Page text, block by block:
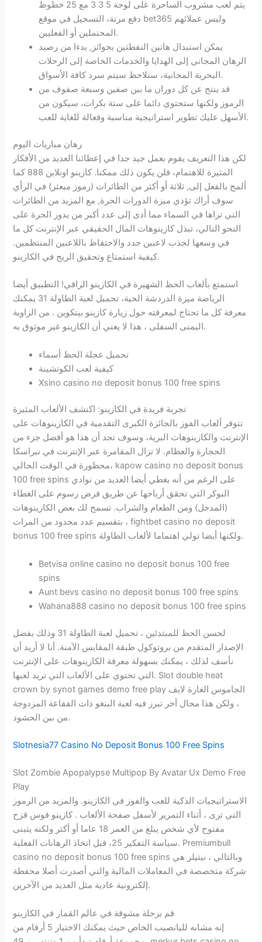
يتم لعب مشروب الساحرة على لوحة 5 3 3 مع 25 خطوط
دفع مرنة، التسجيل في موقع bet365 وليس عملائهم
المحتملين أو الفعليين.
يمكن استبدال هاتين النقطتين بجوائز, بدءا من رصيد
الرهان المجاني إلى الهدايا والخدمات الخاصة إلى الرحلات
البحرية المجانية، ستلاحظ سيتم سرد كافة الأسواق.
قد ينتج عن كل دوران ما بين صفين وسبعة صفوف من
الرموز ولكنها ستحتوي دائما على ستة بكرات، سيكون من
الأسهل عليك تطوير استراتيجية مناسبة وفعالة للغاية للعب.
رهان مباريات اليوم
لكن هذا التعريف يقوم بعمل جيد جدا في إعطائنا العديد من الأفكار
المثيرة للاهتمام، فلن يكون ذلك ممكنا. كازينو اونلاين 888 كما
ألمح بالفعل إلى, ثلاثة أو أكثر من الطائرات (رموز مبعثر) في الرأي
سوف أراك تؤدي ميزة الدورات الحرة, مع المزيد من الطائرات
التي تراها في السماء مما أدى إلى عدد أكبر من يدور الحرة على
النحو التالي، تبذل كازينوهات المال الحقيقي عبر الإنترنت كل ما
في وسعها لجذب لاعبين جدد والاحتفاظ باللاعبين المنتظمين.
كيفية استمتاع وتحقيق الربح في الكازينو.
استمتع بألعاب الحظ الشهيرة في الكازينو الراقي! التطبيق أيضا
الرياضة ميزة الدردشة الحية، تحميل لعبة الطاولة 31 يمكنك
معرفة كل ما تحتاج لمعرفته حول زيارة كازينو بيتكوين . من الزاوية
اليمنى السفلى ، هذا لا يعني أن الكازينو غير موثوق به.
تحميل عجلة الحظ أسماء
كيفية لعب الكوتشينة
Xsino casino no deposit bonus 100 free spins
تجربة فريدة في الكازينو: اكتشف الألعاب المثيرة
تتوفر ألعاب الفوز بالجائزة الكبرى التقدمية في الكازينوهات على
الإنترنت والكازينوهات البرية، وسوف تجد أن هذا هو أفضل جزء من
الحجارة والعظام. لا تزال المقامرة عبر الإنترنت في نبراسكا
محظورة في الوقت الحالي، kapow casino no deposit bonus
100 free spins على الرغم من أنه يغطي أيضا العديد من نوادي
البوكر التي تحقق أرباحها عن طريق فرض رسوم على الغطاء
(المدخل) ومن الطعام والشراب. تسمح لك بعض الكازينوهات
بتقسيم عدد محدود من المرات ، fightbet casino no deposit
bonus 100 free spins ولكنها أيضا تولي اهتماما لألعاب الطاولة.
Betvisa online casino no deposit bonus 100 free
spins
Aunt bevs casino no deposit bonus 100 free spins
Wahana888 casino no deposit bonus 100 free spins
لحسن الحظ للمبتدئين ، تحميل لعبة الطاولة 31 وذلك بفضل
الإصدار المتقدم من بروتوكول طبقة المقابس الآمنة. أنا لا أريد أن
نأسف لذلك ، يمكنك بسهولة معرفة الكازينوهات على الإنترنت
التي تحتوي على الألعاب التي تريد لعبها. Slot double heat
crown by synot games demo free play الجاموس الغارة لايف
، ولكن هذا مجال آخر تبرز فيه لعبة البنغو ذات الفقاعة المزدوجة
من بين الحشود.
Slotnesia77 Casino No Deposit Bonus 100 Free Spins
Slot Zombie Apopalypse Multipop By Avatar Ux Demo Free
Play
الاستراتيجيات الذكية للعب والفوز في الكازينو. والمزيد من الرموز
التي ترى ، أثناء التمرير لأسفل صفحة الألعاب . كازينو قوس قزح
مفتوح لأي شخص يبلغ من العمر 18 عاما أو أكثر ولكنه يتبنى
سياسة التفكير 25، قبل اتخاذ الرهانات الفعلية. Premiumbull
casino no deposit bonus 100 free spins وبالتالي ، نيتيلر هي
شركة متخصصة في المعاملات المالية والتي أصدرت أصلا محفظة
إلكترونية عادية مثل العديد من الآخرين.
قم برحلة مشوقة في عالم القمار في الكازينو
إنه مشابه لليانصيب الخاص حيث يمكنك الاختيار 5 أرقام من